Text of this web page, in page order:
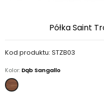
Półka Saint
Kod produktu: STZB03
Kolor: Dąb Sangallo
Dąb